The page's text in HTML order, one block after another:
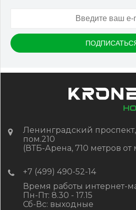
Ленинградский проспект,
пом.210
(ВТБ-Арена, 710 метров
+7 (499) 490-52-14
Время работы интернет-
Пн-Пт: 8.30 - 17.15
Сб-Вс: выходные